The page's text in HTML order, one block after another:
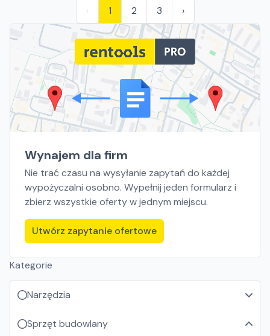
Rzeszów, Zielona Góra, Białystok, Gdańsk, Szczecin
‹ 1 2 3 ›
Wynajem dla firm
Nie trać czasu na wysyłanie zapytań do każdej
wypożyczalni osobno. Wypełnij jeden formularz i
zbierz wszystkie oferty w jednym miejscu.
Utwórz zapytanie ofertowe
Kategorie
Narzędzia
Sprzęt budowlany